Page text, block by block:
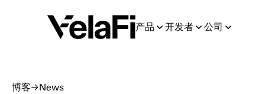
产品 开发者 公司
博客→News